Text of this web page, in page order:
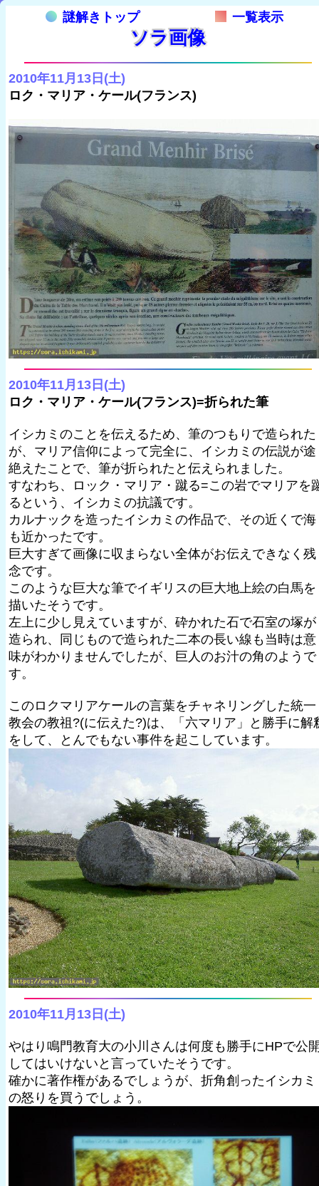
謎解きトップ 一覧表示
ソラ画像
2010年11月13日(土)
ロク・マリア・ケール(フランス)
2010年11月13日(土)
ロク・マリア・ケール(フランス)=折られた筆
イシカミのことを伝えるため、筆のつもりで造られた
が、マリア信仰によって完全に、イシカミの伝説が途
絶えたことで、筆が折られたと伝えられました。
すなわち、ロック・マリア・蹴る=この岩でマリアを
るという、イシカミの抗議です。
カルナックを造ったイシカミの作品で、その近くで海
も近かったです。
巨大すぎて画像に収まらない全体がお伝えできなく残
念です。
このような巨大な筆でイギリスの巨大地上絵の白馬を
描いたそうです。
左上に少し見えていますが、砕かれた石で石室の塚が
造られ、同じもので造られた二本の長い線も当時は意
味がわかりませんでしたが、巨人のお汁の角のようで
す。
このロクマリアケールの言葉をチャネリングした統一
教会の教祖?(に伝えた?)は、「六マリア」と勝手に解
をして、とんでもない事件を起こしています。
2010年11月13日(土)
やはり鳴門教育大の小川さんは何度も勝手にHPで公
してはいけないと言っていたそうです。
確かに著作権があるでしょうが、折角創ったイシカミ
の怒りを買うでしょう。